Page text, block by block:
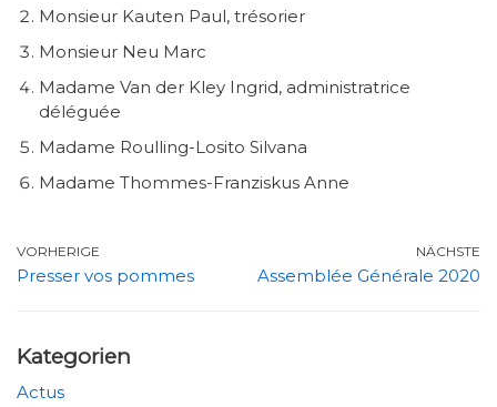
Monsieur Kauten Paul, trésorier
Monsieur Neu Marc
Madame Van der Kley Ingrid, administratrice
déléguée
Madame Roulling-Losito Silvana
Madame Thommes-Franziskus Anne
VORHERIGE
Presser vos pommes
NÄCHSTE
Assemblée Générale 2020
Kategorien
Actus